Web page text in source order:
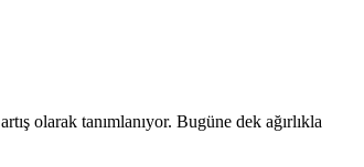
artış olarak tanımlanıyor. Bugüne dek ağırlıkla